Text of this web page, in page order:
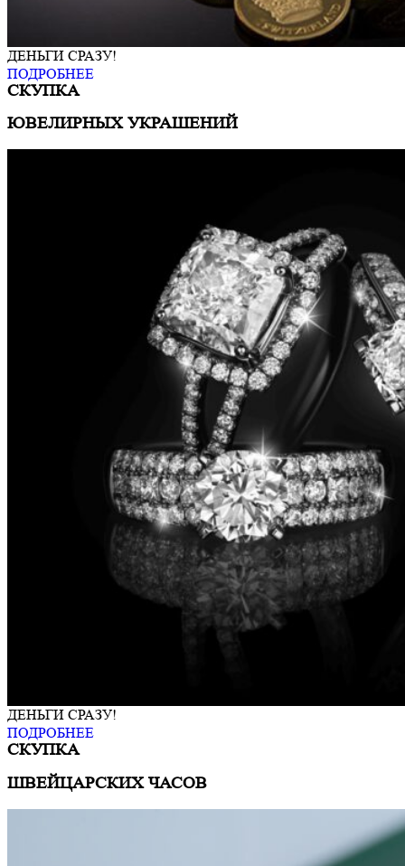
ДЕНЬГИ СРАЗУ!
ПОДРОБНЕЕ
СКУПКА
ЮВЕЛИРНЫХ УКРАШЕНИЙ
ДЕНЬГИ СРАЗУ!
ПОДРОБНЕЕ
СКУПКА
ШВЕЙЦАРСКИХ ЧАСОВ